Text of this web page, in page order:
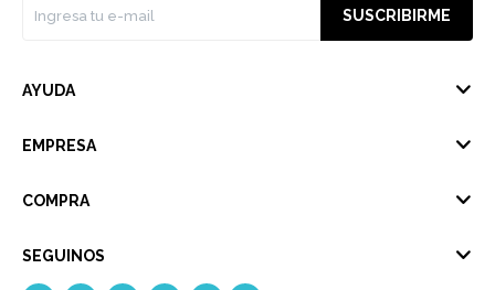
SUSCRIBIRME
AYUDA
EMPRESA
COMPRA
SEGUINOS